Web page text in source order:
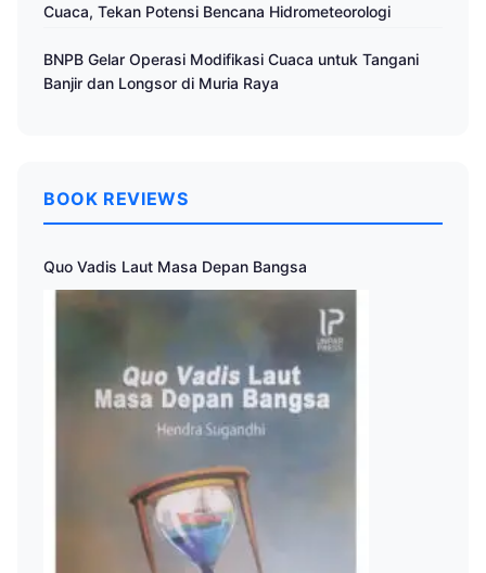
Cuaca, Tekan Potensi Bencana Hidrometeorologi
BNPB Gelar Operasi Modifikasi Cuaca untuk Tangani
Banjir dan Longsor di Muria Raya
BOOK REVIEWS
Quo Vadis Laut Masa Depan Bangsa